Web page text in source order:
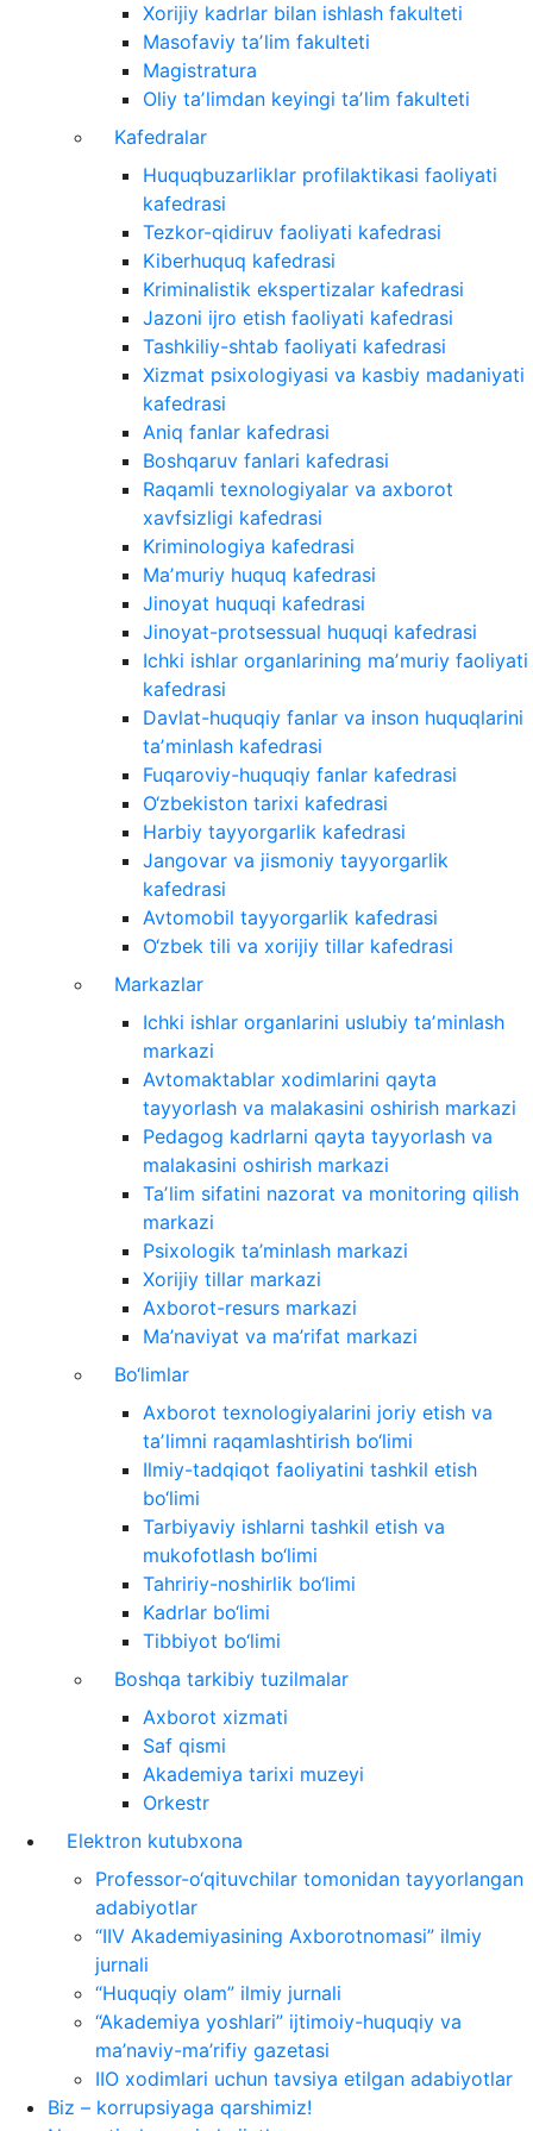
Xorijiy kadrlar bilan ishlash fakulteti
Masofaviy taʼlim fakulteti
Magistratura
Oliy taʼlimdan keyingi taʼlim fakulteti
Kafedralar
Huquqbuzarliklar profilaktikasi faoliyati
kafedrasi
Tezkor-qidiruv faoliyati kafedrasi
Kiberhuquq kafedrasi
Kriminalistik ekspertizalar kafedrasi
Jazoni ijro etish faoliyati kafedrasi
Tashkiliy-shtab faoliyati kafedrasi
Xizmat psixologiyasi va kasbiy madaniyati
kafedrasi
Aniq fanlar kafedrasi
Boshqaruv fanlari kafedrasi
Raqamli texnologiyalar va axborot
xavfsizligi kafedrasi
Kriminologiya kafedrasi
Maʼmuriy huquq kafedrasi
Jinoyat huquqi kafedrasi
Jinoyat-protsessual huquqi kafedrasi
Ichki ishlar organlarining maʼmuriy faoliyati
kafedrasi
Davlat-huquqiy fanlar va inson huquqlarini
taʼminlash kafedrasi
Fuqaroviy-huquqiy fanlar kafedrasi
O‘zbekiston tarixi kafedrasi
Harbiy tayyorgarlik kafedrasi
Jangovar va jismoniy tayyorgarlik
kafedrasi
Avtomobil tayyorgarlik kafedrasi
O‘zbek tili va xorijiy tillar kafedrasi
Markazlar
Ichki ishlar organlarini uslubiy taʼminlash
markazi
Avtomaktablar xodimlarini qayta
tayyorlash va malakasini oshirish markazi
Pedagog kadrlarni qayta tayyorlash va
malakasini oshirish markazi
Taʼlim sifatini nazorat va monitoring qilish
markazi
Psixologik ta’minlash markazi
Xorijiy tillar markazi
Axborot-resurs markazi
Ma’naviyat va ma’rifat markazi
Bo‘limlar
Axborot texnologiyalarini joriy etish va
taʼlimni raqamlashtirish bo‘limi
Ilmiy-tadqiqot faoliyatini tashkil etish
bo‘limi
Tarbiyaviy ishlarni tashkil etish va
mukofotlash bo‘limi
Tahririy-noshirlik bo‘limi
Kadrlar bo‘limi
Tibbiyot bo‘limi
Boshqa tarkibiy tuzilmalar
Axborot xizmati
Saf qismi
Akademiya tarixi muzeyi
Orkestr
Elektron kutubxona
Professor-o‘qituvchilar tomonidan tayyorlangan
adabiyotlar
“IIV Akademiyasining Axborotnomasi” ilmiy
jurnali
“Huquqiy olam” ilmiy jurnali
“Akademiya yoshlari” ijtimoiy-huquqiy va
ma’naviy-ma’rifiy gazetasi
IIO xodimlari uchun tavsiya etilgan adabiyotlar
Biz – korrupsiyaga qarshimiz!